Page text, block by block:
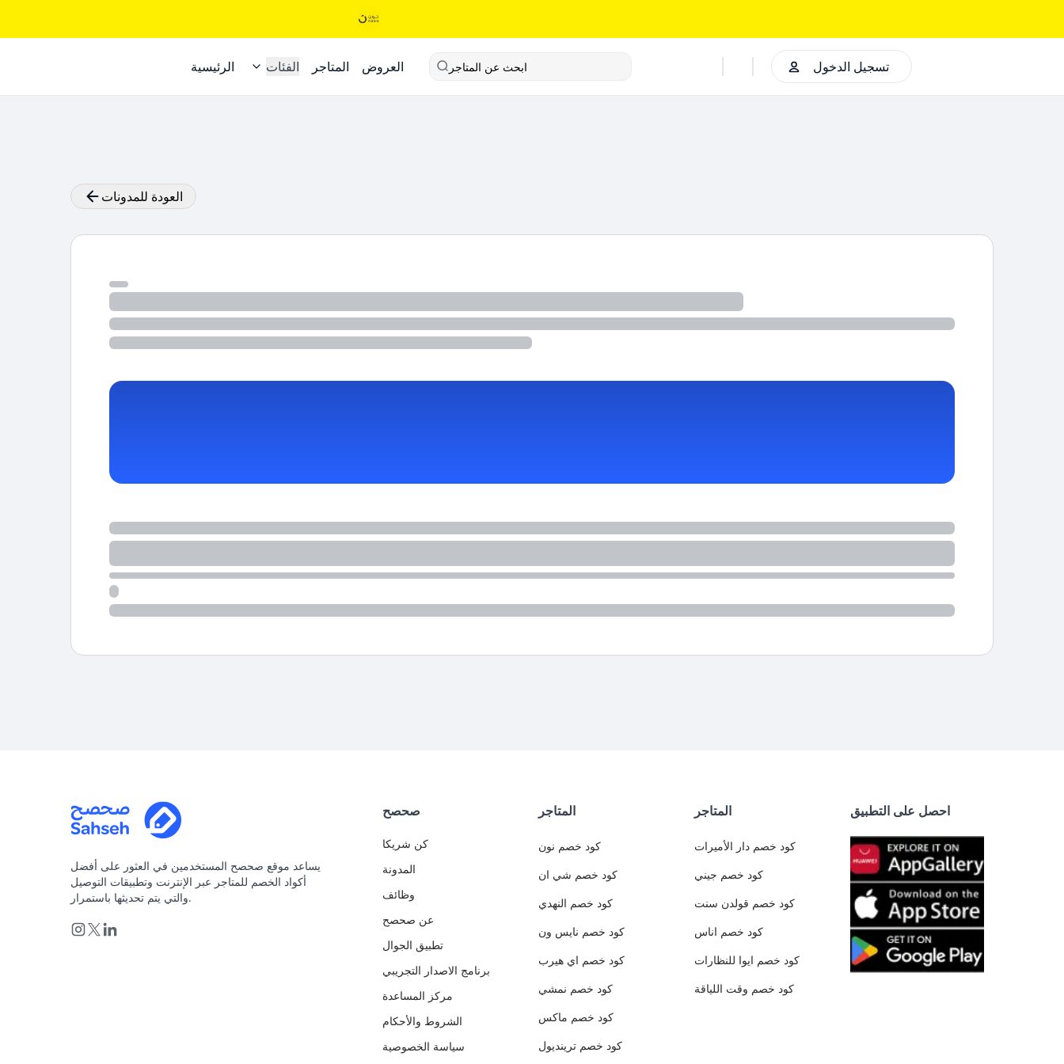
الرئيسية الفئات المتاجر العروض ابحث عن المتاجر تسجيل الدخول
العودة للمدونات
يساعد موقع صحصح المستخدمين في العثور على أفضل
أكواد الخصم للمتاجر عبر الإنترنت وتطبيقات التوصيل
والتي يتم تحديثها باستمرار.
صحصح
كن شريكا
المدونة
وظائف
عن صحصح
تطبيق الجوال
برنامج الاصدار التجريبي
مركز المساعدة
الشروط والأحكام
سياسة الخصوصية
المتاجر
كود خصم نون
كود خصم شي ان
كود خصم النهدي
كود خصم نايس ون
كود خصم اي هيرب
كود خصم نمشي
كود خصم ماكس
كود خصم ترينديول
المتاجر
كود خصم دار الأميرات
كود خصم جيني
كود خصم قولدن سنت
كود خصم اناس
كود خصم ايوا للنظارات
كود خصم وقت اللياقة
احصل على التطبيق